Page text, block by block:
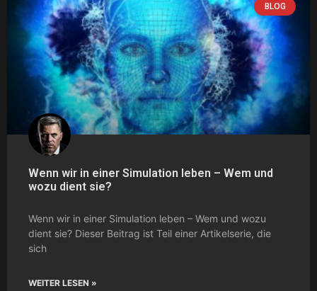
BLOG
Wenn wir in einer Simulation leben – Wem und
wozu dient sie?
Wenn wir in einer Simulation leben – Wem und wozu
dient sie? Dieser Beitrag ist Teil einer Artikelserie, die
sich
WEITER LESEN »